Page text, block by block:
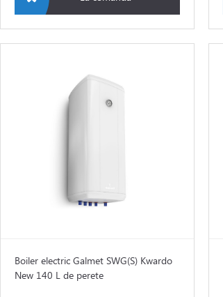
Boiler electric Galmet SWG(S) Kwardo
New 140 L de perete